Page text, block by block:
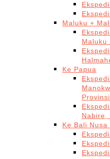
Maluku +
Maluku
Ke Papua
Nabire,
Ke Bali Nusa